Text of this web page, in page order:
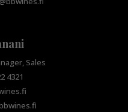
Sales
4321